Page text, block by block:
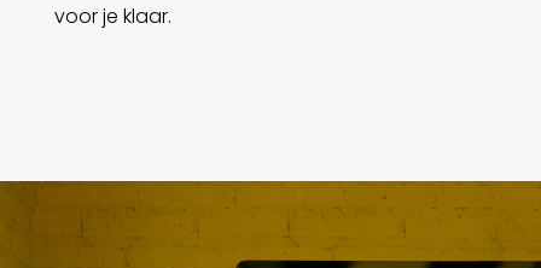
voor je klaar.